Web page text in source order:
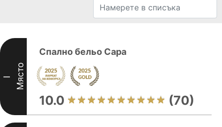
I Място
Спално бельо Сара
10.0 (70)